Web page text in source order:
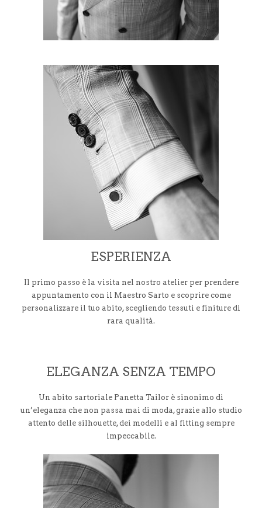
ESPERIENZA
Il primo passo è la visita nel nostro atelier per prendere
appuntamento con il Maestro Sarto e scoprire come
personalizzare il tuo abito, scegliendo tessuti e finiture di
rara qualità.
ELEGANZA SENZA TEMPO
Un abito sartoriale Panetta Tailor è sinonimo di
un’eleganza che non passa mai di moda, grazie allo studio
attento delle silhouette, dei modelli e al fitting sempre
impeccabile.